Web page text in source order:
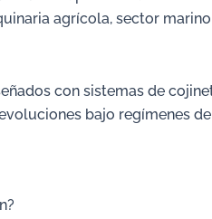
agrícola, sector
con sistemas de
bajo regímenes